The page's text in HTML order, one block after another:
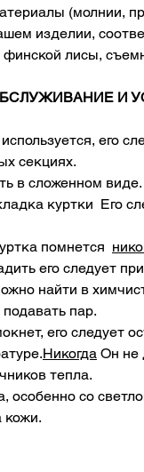
(молнии,
изделии,
финской лисы,
И
его
секциях.
в сложенном
куртки Его
помнется
его следует
найти в
пар.
его следует
Никогда Он не
тепла.
особенно со
кожи.